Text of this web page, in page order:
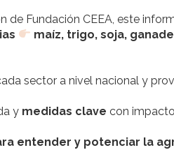
de Fundación CEEA, este
maíz, trigo, soja,
sector a nivel nacional y
y medidas clave con
entender y potenciar la